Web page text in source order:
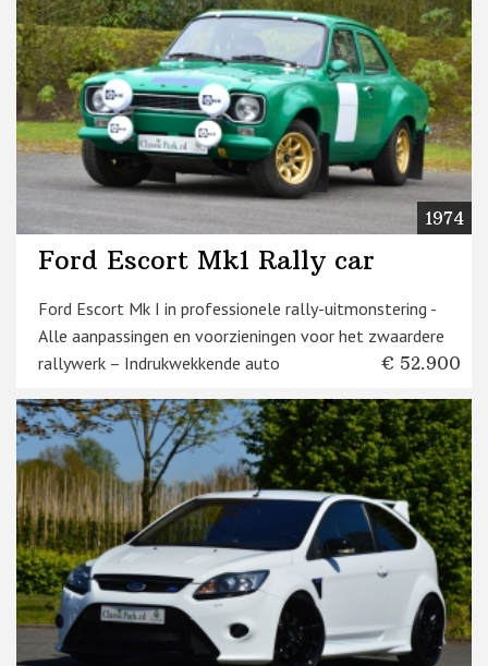
1974
Ford Escort Mk1 Rally car
Ford Escort Mk I in professionele rally-uitmonstering -
Alle aanpassingen en voorzieningen voor het zwaardere
rallywerk – Indrukwekkende auto
€ 52.900